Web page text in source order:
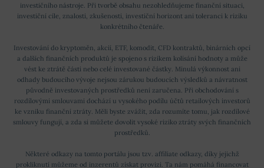
investičního nástroje. Při tvorbě obsahu nezohledňujeme finanční situaci,
investiční cíle, znalosti, zkušenosti, investiční horizont ani toleranci k riziku
konkrétního čtenáře.
Investování do kryptoměn, akcií, ETF, komodit, CFD kontraktů, binárních opcí
a dalších finančních produktů je spojeno s rizikem kolísání hodnoty a může
vést ke ztrátě části nebo celé investované částky. Minulá výkonnost ani
odhady budoucího vývoje nejsou zárukou budoucích výsledků a návratnost
původně investovaných prostředků není zaručena. Při obchodování s
rozdílovými smlouvami dochází u vysokého podílu účtů retailových investorů
ke vzniku finanční ztráty. Měli byste zvážit, zda rozumíte tomu, jak rozdílové
smlouvy fungují, a zda si můžete dovolit vysoké riziko ztráty svých finančních
prostředků.
Některé odkazy na tomto portálu jsou tzv. affiliate odkazy, díky jejichž
prokliknutí můžeme od inzerentů získat provizi. Ta nám pomáhá financovat